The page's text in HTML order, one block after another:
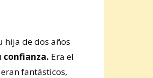
hija de dos años
confianza. Era el
fantásticos,